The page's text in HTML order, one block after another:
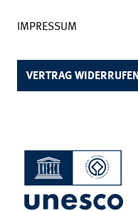
IMPRESSUM
VERTRAG WIDERRUFEN